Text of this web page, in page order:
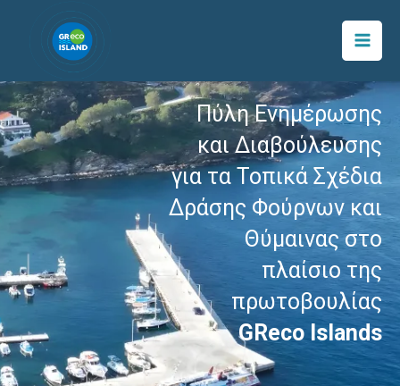
περιεχόμενο
περιεχόμενο
Πύλη Ενημέρωσης
και Διαβούλευσης
για τα Τοπικά Σχέδια
Δράσης Φούρνων και
Θύμαινας στο
πλαίσιο της
πρωτοβουλίας
GReco Islands